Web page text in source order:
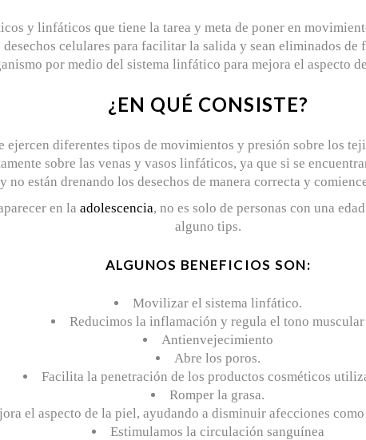
y linfáticos que tiene la tarea y meta de poner en
celulares para facilitar la salida y sean eliminados de
por medio del sistema linfático para mejora el aspecto
¿EN QUÉ CONSISTE?
ejercen diferentes tipos de movimientos y presión sobre los
sobre las venas y vasos linfáticos, ya que si se
no están drenando los desechos de manera correcta y
en laadolescencia, no es solo de personas con una
alguno tips.
ALGUNOS BENEFICIOS SON:
Movilizar el sistema linfático.
Reducimos la inflamación y regula el tono muscular
Antienvejecimiento
Abre los poros.
Facilita la penetración de los productos cosméticos
Romper la grasa.
el aspecto de la piel, ayudando a disminuir afecciones
Estimulamos la circulación sanguínea